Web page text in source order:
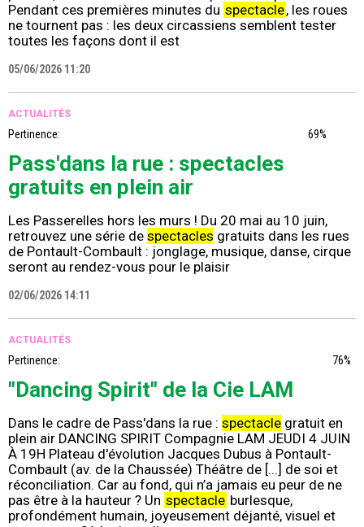
Pendant ces premières minutes du spectacle, les roues
ne tournent pas : les deux circassiens semblent tester
toutes les façons dont il est
05/06/2026 11:20
ACTUALITÉS
Pertinence: 69%
Pass'dans la rue : spectacles
gratuits en plein air
Les Passerelles hors les murs ! Du 20 mai au 10 juin,
retrouvez une série de spectacles gratuits dans les rues
de Pontault-Combault : jonglage, musique, danse, cirque
seront au rendez-vous pour le plaisir
02/06/2026 14:11
ACTUALITÉS
Pertinence: 76%
"Dancing Spirit" de la Cie LAM
Dans le cadre de Pass'dans la rue : spectacle gratuit en
plein air DANCING SPIRIT Compagnie LAM JEUDI 4 JUIN
À 19H Plateau d'évolution Jacques Dubus à Pontault-
Combault (av. de la Chaussée) Théâtre de [...] de soi et
réconciliation. Car au fond, qui n’a jamais eu peur de ne
pas être à la hauteur ? Un spectacle burlesque,
profondément humain, joyeusement déjanté, visuel et